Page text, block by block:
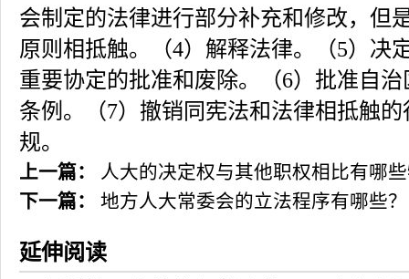
会制定的法律进行部分补充和修改，但
原则相抵触。（4）解释法律。（5）决
重要协定的批准和废除。（6）批准自
条例。（7）撤销同宪法和法律相抵触
规。
上一篇：
人大的决定权与其他职权相比有哪
下一篇：
地方人大常委会的立法程序有哪些？
延伸阅读